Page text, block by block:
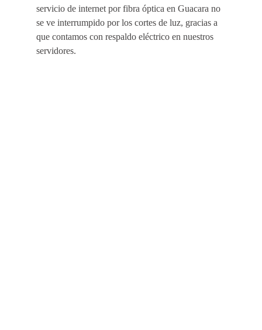
servicio de internet por fibra óptica en Guacara no
se ve interrumpido por los cortes de luz, gracias a
que contamos con respaldo eléctrico en nuestros
servidores.